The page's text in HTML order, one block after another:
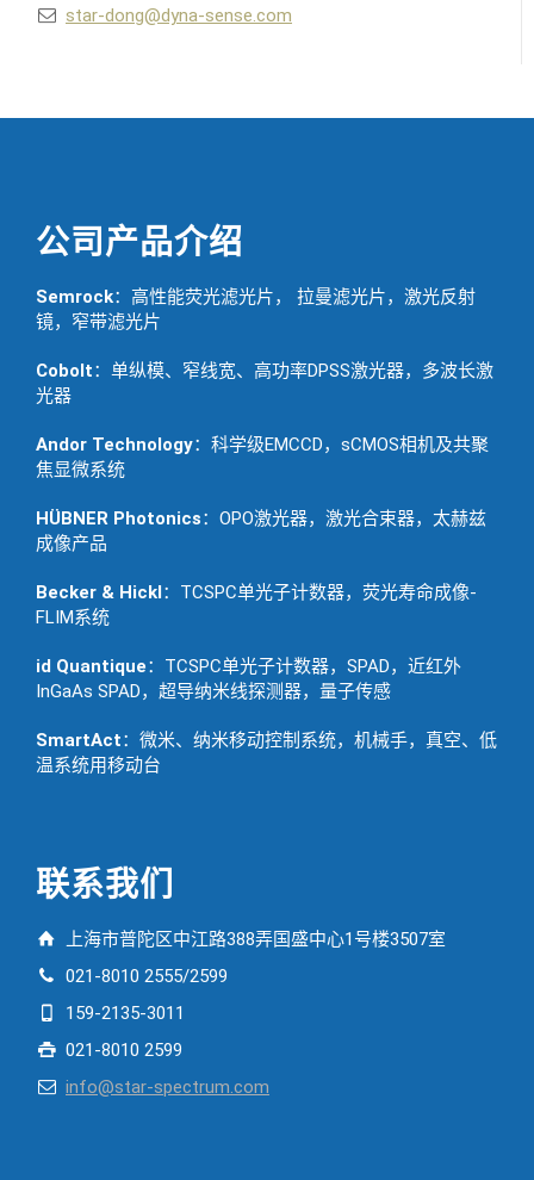
star-dong@dyna-sense.com
公司产品介绍
Semrock：高性能荧光滤光片， 拉曼滤光片，激光反射
镜，窄带滤光片
Cobolt：单纵模、窄线宽、高功率DPSS激光器，多波长激
光器
Andor Technology：科学级EMCCD，sCMOS相机及共聚
焦显微系统
HÜBNER Photonics：OPO激光器，激光合束器，太赫兹
成像产品
Becker & Hickl：TCSPC单光子计数器，荧光寿命成像-
FLIM系统
id Quantique：TCSPC单光子计数器，SPAD，近红外
InGaAs SPAD，超导纳米线探测器，量子传感
SmartAct：微米、纳米移动控制系统，机械手，真空、低
温系统用移动台
联系我们
上海市普陀区中江路388弄国盛中心1号楼3507室
021-8010 2555/2599
159-2135-3011
021-8010 2599
info@star-spectrum.com